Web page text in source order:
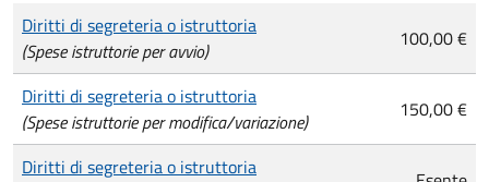
Tipo di pagamento
Importo
Diritti di segreteria o istruttoria
(Spese istruttorie per avvio)
100,00 €
Diritti di segreteria o istruttoria
(Spese istruttorie per modifica/variazione)
150,00 €
Diritti di segreteria o istruttoria